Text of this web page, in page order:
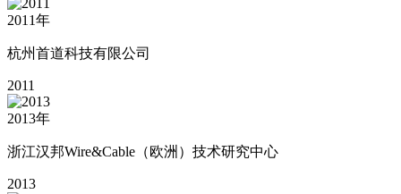
2011年
杭州首道科技有限公司
2011
2013年
浙江汉邦Wire&Cable（欧洲）技术研究中心
2013